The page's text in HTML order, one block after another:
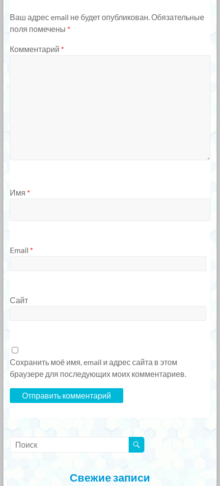
Ваш адрес email не будет опубликован. Обязательные
поля помечены *
Комментарий *
Имя *
Email *
Сайт
Сохранить моё имя, email и адрес сайта в этом
браузере для последующих моих комментариев.
Свежие записи